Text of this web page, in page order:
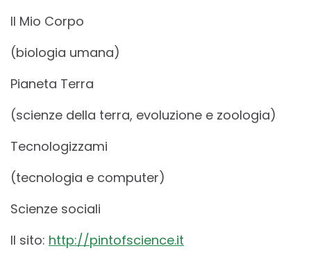
Il Mio Corpo
(biologia umana)
Pianeta Terra
(scienze della terra, evoluzione e zoologia)
Tecnologizzami
(tecnologia e computer)
Scienze sociali
Il sito: http://pintofscience.it